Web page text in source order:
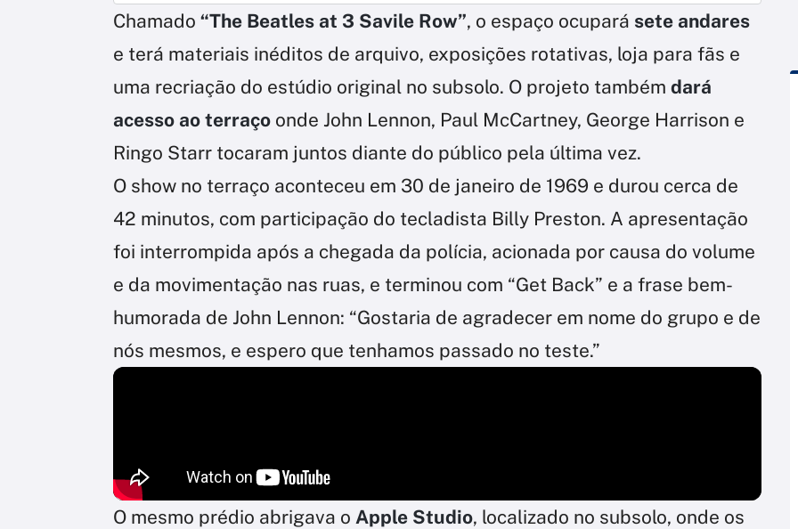
Chamado “The Beatles at 3 Savile Row”, o espaço ocupará sete andares
e terá materiais inéditos de arquivo, exposições rotativas, loja para fãs e
uma recriação do estúdio original no subsolo. O projeto também dará
acesso ao terraço onde John Lennon, Paul McCartney, George Harrison e
Ringo Starr tocaram juntos diante do público pela última vez.
O show no terraço aconteceu em 30 de janeiro de 1969 e durou cerca de
42 minutos, com participação do tecladista Billy Preston. A apresentação
foi interrompida após a chegada da polícia, acionada por causa do volume
e da movimentação nas ruas, e terminou com “Get Back” e a frase bem-
humorada de John Lennon: “Gostaria de agradecer em nome do grupo e de
nós mesmos, e espero que tenhamos passado no teste.”
O mesmo prédio abrigava o Apple Studio, localizado no subsolo, onde os